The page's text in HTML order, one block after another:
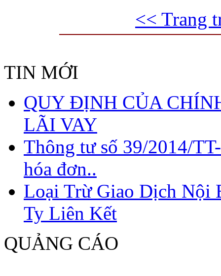
<< Trang
TIN MỚI
QUY ĐỊNH CỦA
LÃI VAY
Thông tư số 39/2014/
hóa đơn..
Loại Trừ Giao Dịch Nội
Ty Liên Kết
QUẢNG CÁO
QUY ĐỊNH CỦA
CHÍNH SÁCH THUẾ
VỀ CHI PHÍ LÃI VAY